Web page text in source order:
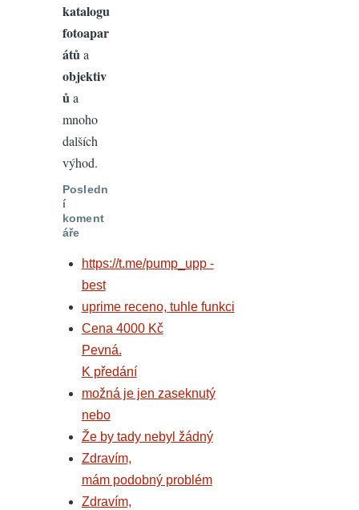
katalogu
fotoapar
átů a
objektiv
ů a
mnoho
dalších
výhod.
Posledn
í
koment
áře
https://t.me/pump_upp -
best
uprime receno, tuhle funkci
Cena 4000 Kč
Pevná.
K předání
možná je jen zaseknutý
nebo
Že by tady nebyl žádný
Zdravím,
mám podobný problém
Zdravím,